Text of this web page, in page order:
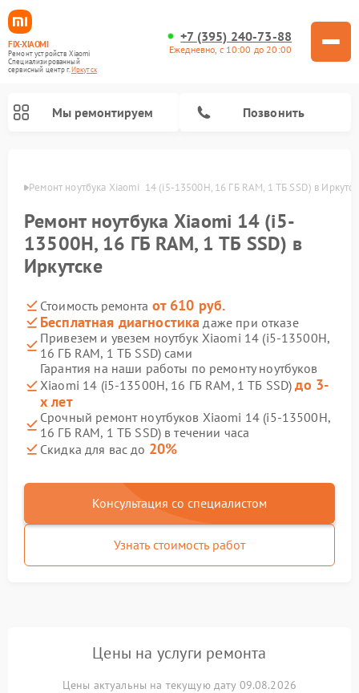
FIX-XIAOMI
Ремонт устройств Xiaomi
Специализированный
cервисный центр г.Иркутск
+7 (395) 240-73-88
Ежедневно, с 10:00 до 20:00
Мы ремонтируем Позвонить
Ремонт ноутбука Xiaomi  14 (i5-13500H, 16 ГБ RAM, 1 ТБ SSD) в
Ремонт ноутбука Xiaomi 14 (i5-
13500H, 16 ГБ RAM, 1 ТБ SSD) в
Иркутске
Стоимость ремонта от 610 руб.
Бесплатная диагностика даже при отказе
Привезем и увезем ноутбук Xiaomi 14 (i5-13500H,
16 ГБ RAM, 1 ТБ SSD) сами
Гарантия на наши работы по ремонту ноутбуков
Xiaomi 14 (i5-13500H, 16 ГБ RAM, 1 ТБ SSD)до 3-
х лет
Срочный ремонт ноутбуков Xiaomi 14 (i5-13500H,
16 ГБ RAM, 1 ТБ SSD) в течении часа
Скидка для вас до 20%
Консультация со специалистом
Узнать стоимость работ
Цены на услуги ремонта
Цены актуальны на текущую дату 09.08.2026